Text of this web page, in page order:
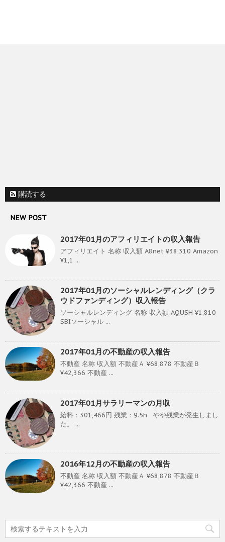
購読する
NEW POST
2017年01月のアフィリエイトの収入報告
アフィリエイト 名称 収入額 A8net ¥38,310 Amazon
¥1,1 ...
2017年01月のソーシャルレンディング（クラ
ウドファンディング）収入報告
ソーシャルレンディング 名称 収入額 AQUSH ¥1,810
SBIソーシャル ...
2017年01月の不動産の収入報告
不動産 名称 収入額 不動産Ａ ¥68,878 不動産Ｂ
¥42,366 不動産 ...
2017年01月サラリーマンの月収
給料：301,466円 残業：9.5h やや残業が発生しまし
た。 ...
2016年12月の不動産の収入報告
不動産 名称 収入額 不動産Ａ ¥68,878 不動産Ｂ
¥42,366 不動産 ...